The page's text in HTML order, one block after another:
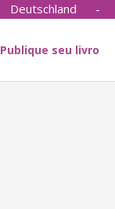
Deutschland -
Publique seu livro